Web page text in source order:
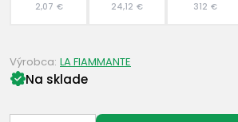
2,07 € 24,12 € 312 €
Na sklade
Výrobca: LA FIAMMANTE